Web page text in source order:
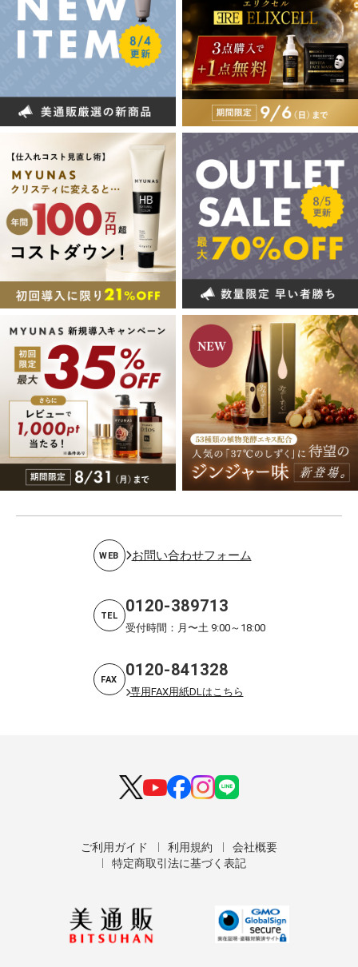
WEB お問い合わせフォーム
TEL 0120-389713
受付時間：月〜土 9:00～18:00
FAX 0120-841328
専用FAX用紙DLはこちら
ご利用ガイド 利用規約
会社概要
特定商取引法に基づく表記